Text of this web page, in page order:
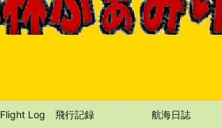
Flight Log 飛行記録 航海日誌